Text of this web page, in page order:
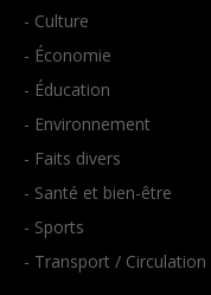
- Culture
- Économie
- Éducation
- Environnement
- Faits divers
- Santé et bien-être
- Sports
- Transport / Circulation